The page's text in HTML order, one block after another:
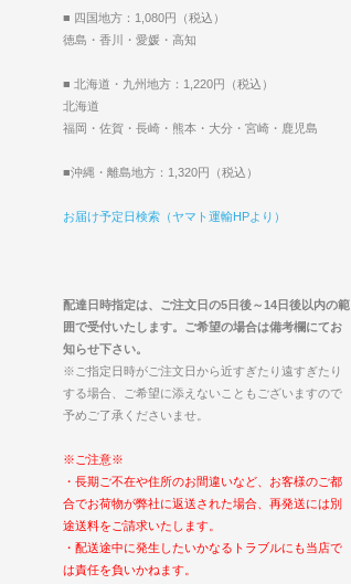
■ 四国地方：1,080円（税込）
徳島・香川・愛媛・高知
■ 北海道・九州地方：1,220円（税込）
北海道
福岡・佐賀・長崎・熊本・大分・宮崎・鹿児島
■沖縄・離島地方：1,320円（税込）
お届け予定日検索（ヤマト運輸HPより）
配達日時指定は、ご注文日の5日後～14日後以内の範
囲で受付いたします。ご希望の場合は備考欄にてお
知らせ下さい。
※ご指定日時がご注文日から近すぎたり遠すぎたり
する場合、ご希望に添えないこともございますので
予めご了承くださいませ。
※ご注意※
・長期ご不在や住所のお間違いなど、お客様のご都
合でお荷物が弊社に返送された場合、再発送には別
途送料をご請求いたします。
・配送途中に発生したいかなるトラブルにも当店で
は責任を負いかねます。